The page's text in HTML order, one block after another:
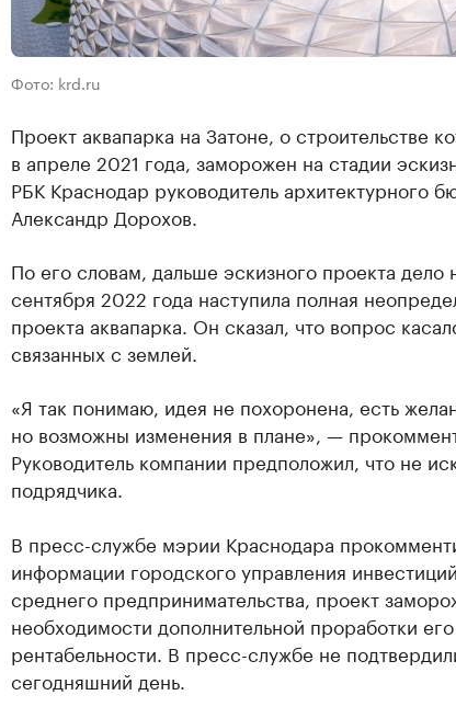
Фото: krd.ru
Проект аквапарка на Затоне, о строительстве
в апреле 2021 года, заморожен на стадии
РБК Краснодар руководитель архитектурного
Александр Дорохов.
По его словам, дальше эскизного проекта дело
сентября 2022 года наступила полная
проекта аквапарка. Он сказал, что вопрос
связанных с землей.
«Я так понимаю, идея не похоронена, есть
но возможны изменения в плане», —
Руководитель компании предположил, что не
подрядчика.
В пресс-службе мэрии Краснодара
информации городского управления
среднего предпринимательства, проект
необходимости дополнительной проработки
рентабельности. В пресс-службе не
сегодняшний день.